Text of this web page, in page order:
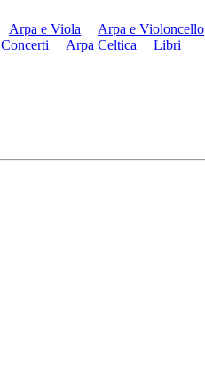
Arpa e Viola Arpa e Violoncello
Concerti Arpa Celtica Libri